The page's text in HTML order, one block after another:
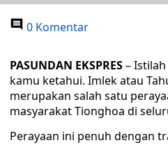
0 Komentar
PASUNDAN EKSPRES–
kamu ketahui. Imlek atau
merupakan salah satu
masyarakat Tionghoa di
Perayaan ini penuh dengan